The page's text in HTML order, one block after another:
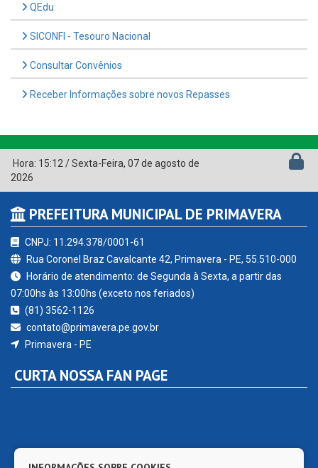
QEdu
SICONFI - Tesouro Nacional
Consultar Convênios
Receber Informações sobre novos Repasses
Hora: 15:12 /Sexta-Feira, 07 de agosto de
2026
PREFEITURA MUNICIPAL DE PRIMAVERA
CNPJ: 11.294.378/0001-61
Rua Coronel Braz Cavalcante 42, Primavera - PE, 55.510-000
Horário de atendimento: de Segunda à Sexta, a partir das
07:00hs às 13:00hs (exceto nos feriados)
(81) 3562-1126
contato@primavera.pe.gov.br
Primavera - PE
CURTA NOSSA FAN PAGE